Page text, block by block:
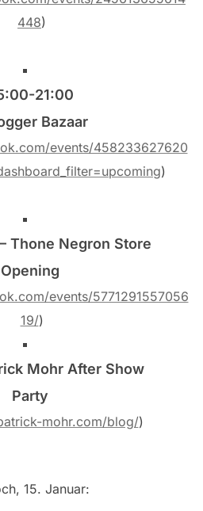
448)
21:00
Bazaar
events/458233627620
)
Thone Negron Store
Opening
events/5771291557056
19/)
Mohr After Show
Party
mohr.com/blog/)
15. Januar: